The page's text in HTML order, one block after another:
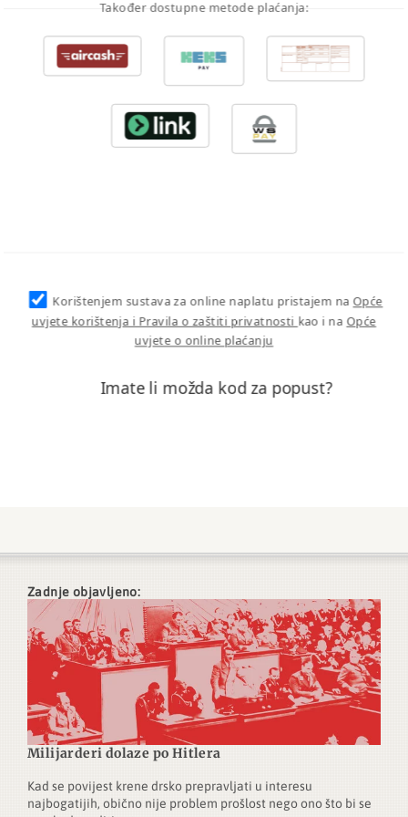
Također dostupne metode plaćanja:
Korištenjem sustava za online naplatu pristajem na Opće
uvjete korištenja i Pravila o zaštiti privatnosti kao i na Opće
uvjete o online plaćanju
Imate li možda kod za popust?
Zadnje objavljeno:
Milijarderi dolaze po Hitlera
Kad se povijest krene drsko prepravljati u interesu
najbogatijih, obično nije problem prošlost nego ono što bi se